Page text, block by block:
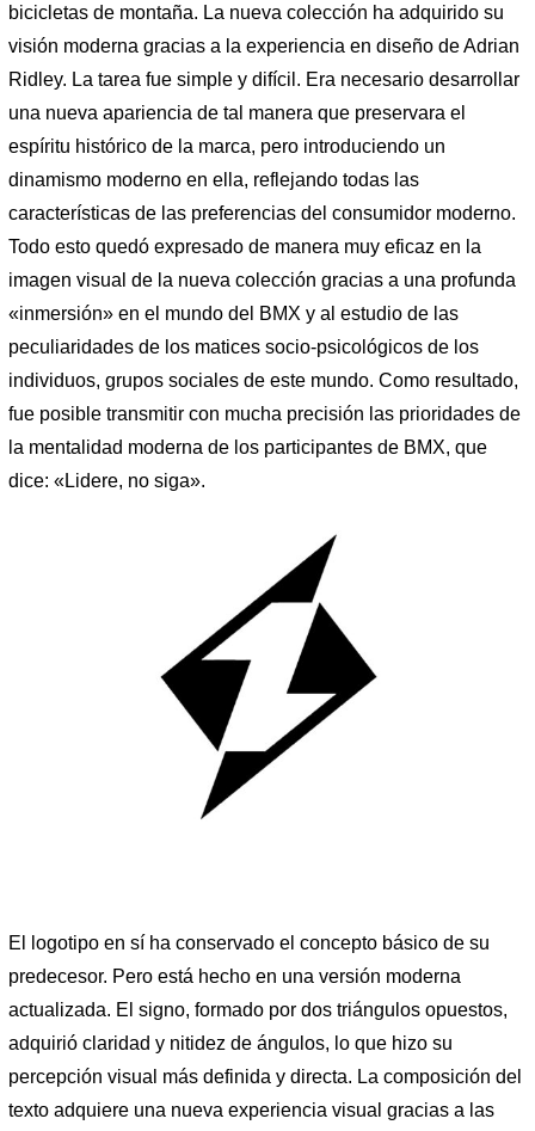
bicicletas de montaña. La nueva colección ha adquirido su
visión moderna gracias a la experiencia en diseño de Adrian
Ridley. La tarea fue simple y difícil. Era necesario desarrollar
una nueva apariencia de tal manera que preservara el
espíritu histórico de la marca, pero introduciendo un
dinamismo moderno en ella, reflejando todas las
características de las preferencias del consumidor moderno.
Todo esto quedó expresado de manera muy eficaz en la
imagen visual de la nueva colección gracias a una profunda
«inmersión» en el mundo del BMX y al estudio de las
peculiaridades de los matices socio-psicológicos de los
individuos, grupos sociales de este mundo. Como resultado,
fue posible transmitir con mucha precisión las prioridades de
la mentalidad moderna de los participantes de BMX, que
dice: «Lidere, no siga».
El logotipo en sí ha conservado el concepto básico de su
predecesor. Pero está hecho en una versión moderna
actualizada. El signo, formado por dos triángulos opuestos,
adquirió claridad y nitidez de ángulos, lo que hizo su
percepción visual más definida y directa. La composición del
texto adquiere una nueva experiencia visual gracias a las